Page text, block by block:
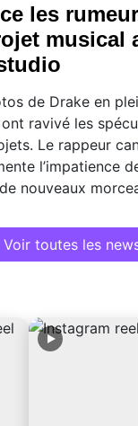
les
musical
de Drake en
ont ravivé les
Le rappeur
l’impatience
nouveaux
Voir toutes les